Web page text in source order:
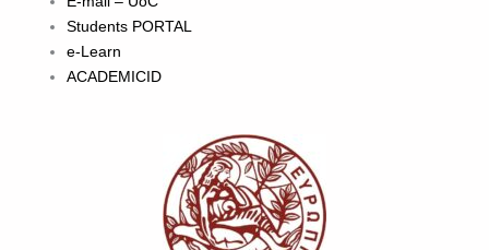
Students PORTAL
e-Learn
ACADEMICID